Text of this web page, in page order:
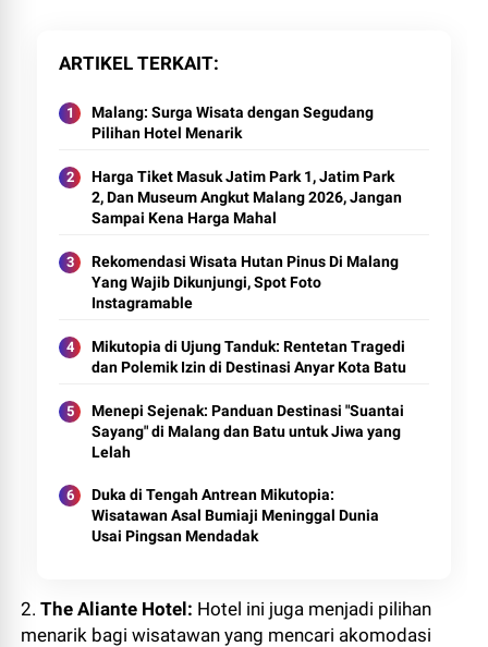
ARTIKEL TERKAIT
Malang: Surga Wisata dengan Segudang
Pilihan Hotel Menarik
Harga Tiket Masuk Jatim Park 1, Jatim Park
2, Dan Museum Angkut Malang 2026, Jangan
Sampai Kena Harga Mahal
Rekomendasi Wisata Hutan Pinus Di Malang
Yang Wajib Dikunjungi, Spot Foto
Instagramable
Mikutopia di Ujung Tanduk: Rentetan Tragedi
dan Polemik Izin di Destinasi Anyar Kota Batu
Menepi Sejenak: Panduan Destinasi "Suantai
Sayang" di Malang dan Batu untuk Jiwa yang
Lelah
Duka di Tengah Antrean Mikutopia:
Wisatawan Asal Bumiaji Meninggal Dunia
Usai Pingsan Mendadak
2.The Aliante Hotel: Hotel ini juga menjadi pilihan
menarik bagi wisatawan yang mencari akomodasi